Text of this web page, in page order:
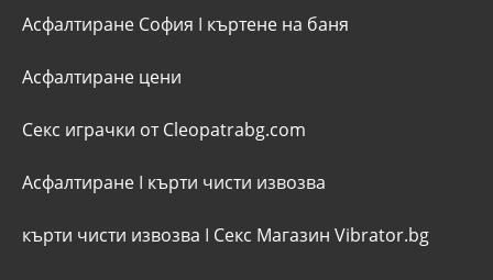
Асфалтиране София I къртене на баня
Асфалтиране цени
Секс играчки от Cleopatrabg.com
Асфалтиране I кърти чисти извозва
кърти чисти извозва I Секс Магазин Vibrator.bg